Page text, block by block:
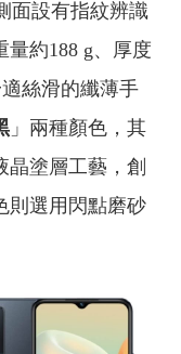
面設有指紋辨識
約188 g、厚度
絲滑的纖薄手
」兩種顏色，其
晶塗層工藝，創
則選用閃點磨砂